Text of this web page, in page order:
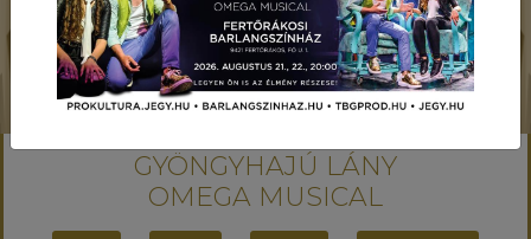
GYÖNGYHAJÚ LÁNY
OMEGA MUSICAL